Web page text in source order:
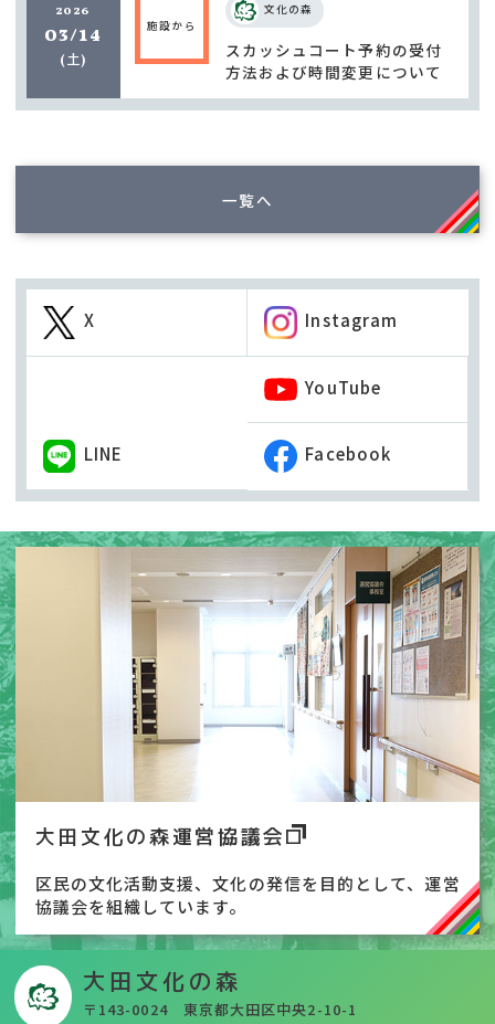
2026
03/14
(土)
施設から
文化の森
スカッシュコート予約の受付
方法および時間変更について
一覧へ
X Instagram
YouTube
LINE Facebook
大田文化の森運営協議会
区民の文化活動支援、文化の発信を目的として、運営
協議会を組織しています。
大田文化の森
〒143-0024 東京都大田区中央2-10-1